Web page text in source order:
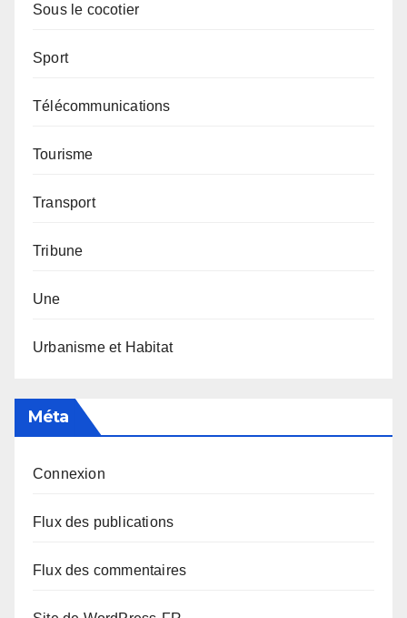
Sous le cocotier
Sport
Télécommunications
Tourisme
Transport
Tribune
Une
Urbanisme et Habitat
Méta
Connexion
Flux des publications
Flux des commentaires